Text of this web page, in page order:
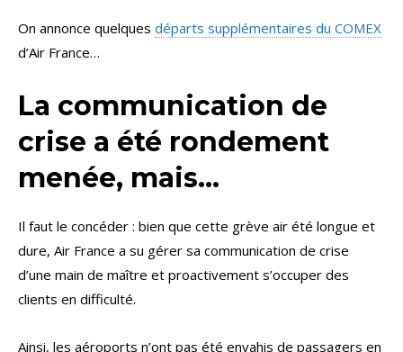
On annonce quelques départs supplémentaires du COMEX
d’Air France…
La communication de
crise a été rondement
menée, mais…
Il faut le concéder : bien que cette grève air été longue et
dure, Air France a su gérer sa communication de crise
d’une main de maître et proactivement s’occuper des
clients en difficulté.
Ainsi, les aéroports n’ont pas été envahis de passagers en